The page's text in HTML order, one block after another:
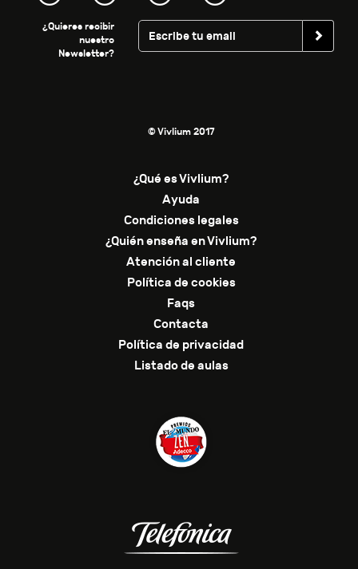
¿Quieres recibir
nuestro
Newsletter?
© Vivlium 2017
¿Qué es Vivlium?
Ayuda
Condiciones legales
¿Quién enseña en Vivlium?
Atención al cliente
Política de cookies
Faqs
Contacta
Política de privacidad
Listado de aulas